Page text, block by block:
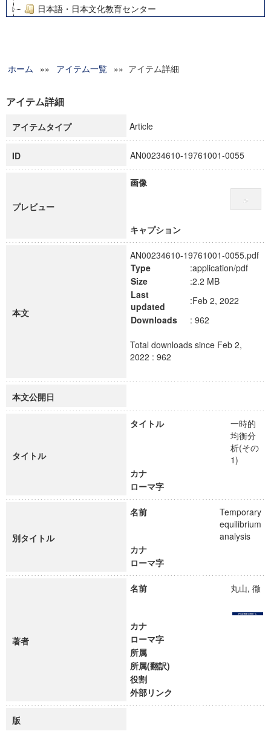
日本語・日本文化教育センター
グローバルリサーチインスティテュート
科学研究費補助金研究成果報告書
慶應義塾大学グローバルCOEプログラム市民社会ガバナンス
慶應義塾大学グローバルCOEプログラム論理と感性の先端的
博士課程教育リーディングプログラム「超成熟社会発展のサ
学術雑誌掲載論文等(8)
ホーム »» アイテム一覧 »» アイテム詳細
アイテム詳細
アイテムタイプ Article
ID AN00234610-19761001-0055
プレビュー
画像
キャプション
本文
AN00234610-19761001-0055.pdf
Type
:application/pdf
Size
:2.2 MB
Last
updated
:Feb 2, 2022
Downloads
: 962
Total downloads since Feb 2,
2022 : 962
本文公開日
タイトル
タイトル
一時的
均衡分
析(その
1)
カナ
ローマ字
別タイトル
名前
Temporary
equilibrium
analysis
カナ
ローマ字
著者
名前 丸山, 徹
カナ
ローマ字
所属
所属(翻訳)
役割
外部リンク
版